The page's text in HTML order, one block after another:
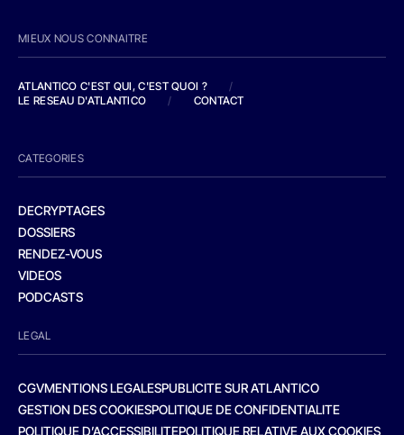
MIEUX NOUS CONNAITRE
ATLANTICO C'EST QUI, C'EST QUOI ?
/
LE RESEAU D'ATLANTICO
/ CONTACT
CATEGORIES
DECRYPTAGES
DOSSIERS
RENDEZ-VOUS
VIDEOS
PODCASTS
LEGAL
CGVMENTIONS LEGALESPUBLICITE SUR ATLANTICO
GESTION DES COOKIESPOLITIQUE DE CONFIDENTIALITE
POLITIQUE D’ACCESSIBILITEPOLITIQUE RELATIVE AUX COOKIES